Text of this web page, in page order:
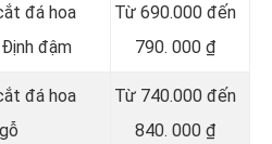
đá hoa
đậm
Từ 690.000 đến
790. 000 ₫
đá hoa
Từ 740.000 đến
840. 000 ₫